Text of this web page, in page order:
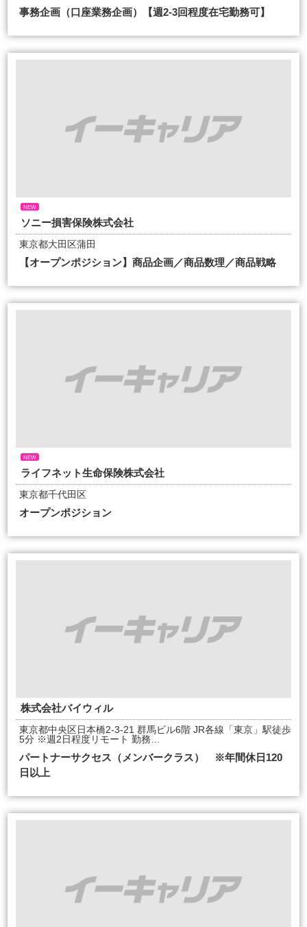
事務企画（口座業務企画）【週2-3回程度在宅勤務可】
NEW
ソニー損害保険株式会社
東京都大田区蒲田
【オープンポジション】商品企画／商品数理／商品戦略
NEW
ライフネット生命保険株式会社
東京都千代田区
オープンポジション
株式会社バイウィル
東京都中央区日本橋2-3-21 群馬ビル6階 JR各線「東京」駅徒歩
5分 ※週2日程度リモート 勤務…
パートナーサクセス（メンバークラス） ※年間休日120
日以上